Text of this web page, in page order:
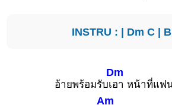
INSTRU : | Dm C|
อ้ายพร้อมรับเ
Dm
อา หน้าที่แฟ
Am